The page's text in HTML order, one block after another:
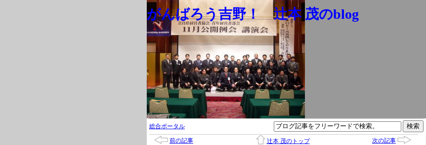
がんばろう吉野！ 辻本 茂のblog
総合ポータル
前の記事 辻本 茂のトップ
次の記事